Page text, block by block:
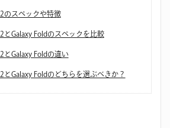
のスペックや特徴
とGalaxy Foldのスペックを比較
とGalaxy Foldの違い
とGalaxy Foldのどちらを選ぶべきか？